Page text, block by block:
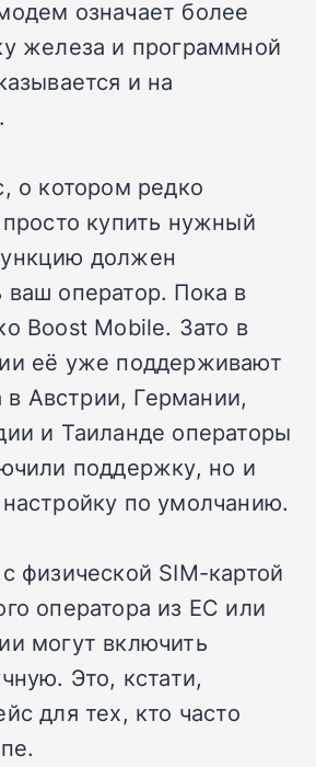
означает более
железа и программной
и на
о котором редко
купить нужный
должен
оператор. Пока в
Boost Mobile. Зато в
её уже поддерживают
в Австрии, Германии,
и Таиланде операторы
поддержку, но и
по умолчанию.
физической SIM-картой
оператора из ЕС или
могут включить
Это, кстати,
для тех, кто часто